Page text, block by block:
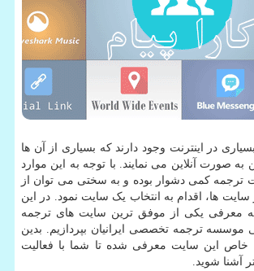
در اینترنت وجود دارند که بسیاری از آن ها
به صورت آنلاین می نمایند. با توجه به این موارد
ترجمه کمی دشوار بوده و به سختی می توان از
ها، اقدام به انتخاب یک سایت نمود. در این
به معرفی یکی از موفق ترین سایت های ترجمه
موسسه ترجمه تخصصی ایرانیان بپردازیم. بدین
خاص این سایت معرفی شده تا شما با فعالیت
آشنا شوید.